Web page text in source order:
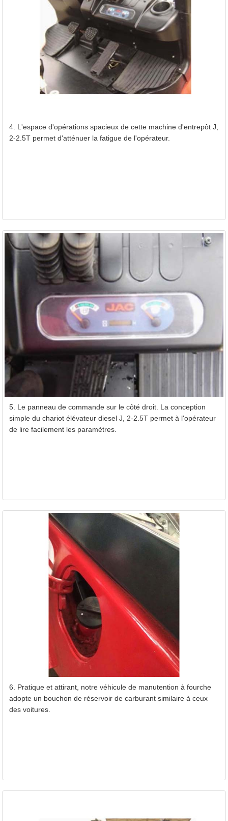
4. L'espace d'opérations spacieux de cette machine d'entrepôt J,
2-2.5T permet d'atténuer la fatigue de l'opérateur.
5. Le panneau de commande sur le côté droit. La conception
simple du chariot élévateur diesel J, 2-2.5T permet à l'opérateur
de lire facilement les paramètres.
6. Pratique et attirant, notre véhicule de manutention à fourche
adopte un bouchon de réservoir de carburant similaire à ceux
des voitures.